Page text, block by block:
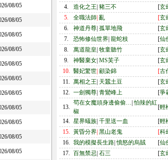
08/05
08/05
08/05
08/05
08/05
08/05
08/05
08/05
08/05
08/05
08/05
4.
造化之王 豬三不 [玄
5.
全職法師 亂 [玄
6.
神道丹尊 孤單地飛 [玄
7.
恐怖修仙世界 龍蛇枝 [仙
8.
萬道龍皇 牧童聽竹 [玄
9.
神醫棄女 MS芙子 [玄
10. 醫妃驚世 顧染錦 [古
11. 萬相之王 天蠶土豆 [玄
12. 一劍獨尊 青鸞峰上 [爭
13.
茍在女魔頭身邊偷偷… |怕辣的紅
椒
[輕
14. 星界蟻族 千里送一血 [輕
15. 黃昏分界 黑山老鬼 [科
16. 我的模擬長生路 |憤怒的烏賊 [仙
17. 百無禁忌 石三 [玄